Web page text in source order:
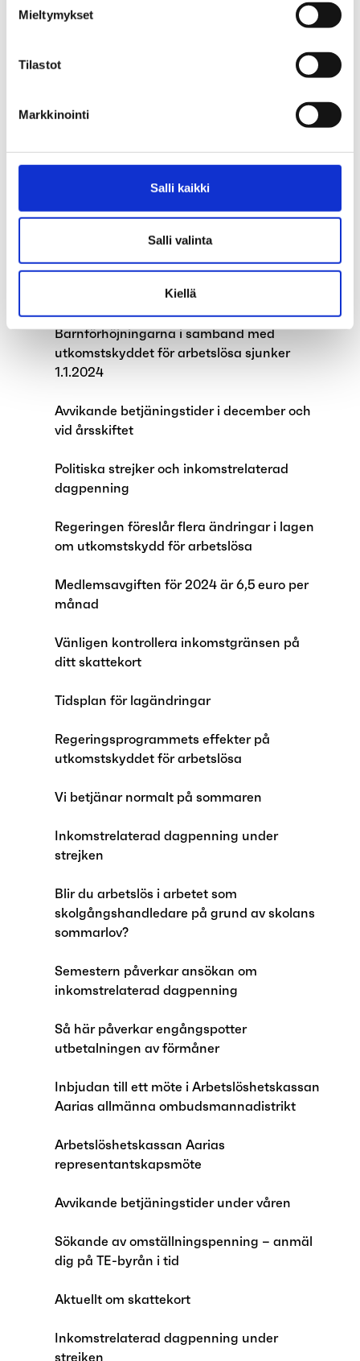
Mieltymykset
Tilastot
Markkinointi
Salli kaikki
Salli valinta
Kiellä
Ändringar i våra telefontjänsttider fr.o.m.
Ändringar i lagen om utkomstskydd för
Skattekort för 2024
Barnförhöjningarna i samband med
utkomstskyddet för arbetslösa sjunker
1.1.2024
Avvikande betjäningstider i december och
vid årsskiftet
Politiska strejker och inkomstrelaterad
dagpenning
Regeringen föreslår flera ändringar i lagen
om utkomstskydd för arbetslösa
Medlemsavgiften för 2024 är 6,5 euro per
månad
Vänligen kontrollera inkomstgränsen på
ditt skattekort
Tidsplan för lagändringar
Regeringsprogrammets effekter på
utkomstskyddet för arbetslösa
Vi betjänar normalt på sommaren
Inkomstrelaterad dagpenning under
strejken
Blir du arbetslös i arbetet som
skolgångshandledare på grund av skolans
sommarlov?
Semestern påverkar ansökan om
inkomstrelaterad dagpenning
Så här påverkar engångspotter
utbetalningen av förmåner
Inbjudan till ett möte i Arbetslöshetskassan
Aarias allmänna ombudsmannadistrikt
Arbetslöshetskassan Aarias
representantskapsmöte
Avvikande betjäningstider under våren
Sökande av omställningspenning – anmäl
dig på TE-byrån i tid
Aktuellt om skattekort
Inkomstrelaterad dagpenning under
strejken